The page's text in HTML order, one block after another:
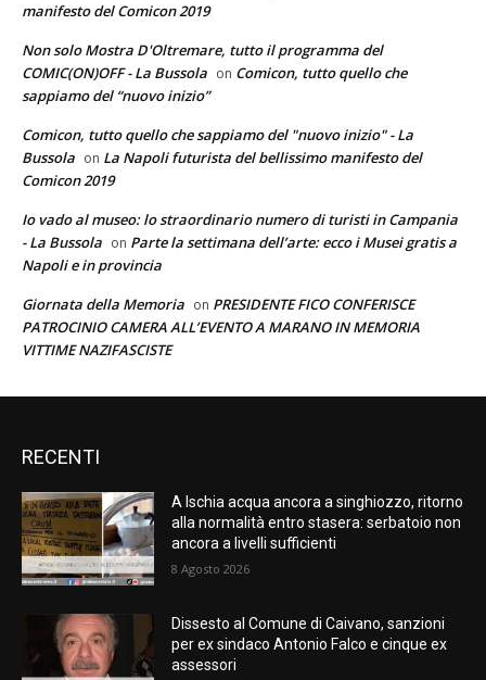
manifesto del Comicon 2019
Non solo Mostra D'Oltremare, tutto il programma del
COMIC(ON)OFF - La Bussola on Comicon, tutto quello che
sappiamo del “nuovo inizio”
Comicon, tutto quello che sappiamo del "nuovo inizio" - La
Bussola on La Napoli futurista del bellissimo manifesto del
Comicon 2019
Io vado al museo: lo straordinario numero di turisti in Campania
- La Bussola on Parte la settimana dell’arte: ecco i Musei gratis a
Napoli e in provincia
Giornata della Memoria on PRESIDENTE FICO CONFERISCE
PATROCINIO CAMERA ALL’EVENTO A MARANO IN MEMORIA
VITTIME NAZIFASCISTE
RECENTI
A Ischia acqua ancora a singhiozzo, ritorno
alla normalità entro stasera: serbatoio non
ancora a livelli sufficienti
8 Agosto 2026
Dissesto al Comune di Caivano, sanzioni
per ex sindaco Antonio Falco e cinque ex
assessori